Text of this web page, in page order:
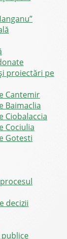
proiectări pe
Cantemir
Baimaclia
Ciobalaccia
Cociulia
Gotesti
decizii